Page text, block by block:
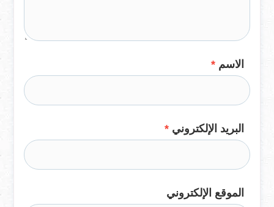
الاسم *
البريد الإلكتروني *
الموقع الإلكتروني